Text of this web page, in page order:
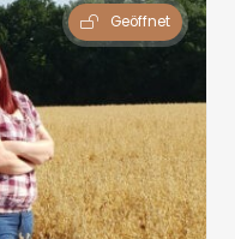
Geöffnet